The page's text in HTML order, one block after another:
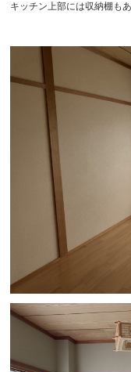
キッチン上部には収納棚も